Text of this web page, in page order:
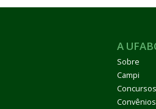
A
Sobre
Campi
Convênios